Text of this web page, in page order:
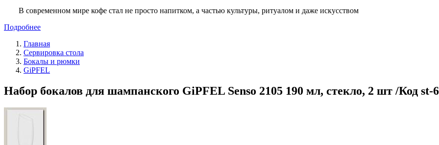
В современном мире кофе стал не просто напитком, а частью культуры, ритуалом и даже искусством
Подробнее
Главная
Сервировка стола
Бокалы и рюмки
GiPFEL
Набор бокалов для шампанского GiPFEL Senso 2105 190 мл, стекло, 2 шт /Код st-